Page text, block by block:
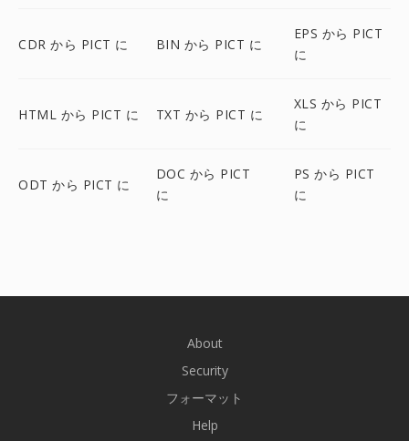
CDR から PICT に BIN から PICT に
EPS から PICT
に
HTML から PICT に TXT から PICT に
XLS から PICT
に
ODT から PICT に
DOC から PICT
に
PS から PICT
に
About
Security
フォーマット
Help